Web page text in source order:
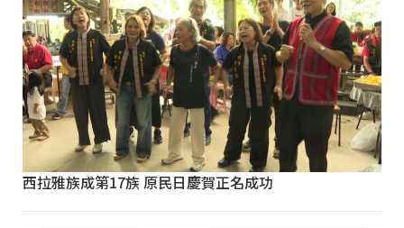
西拉雅族成第17族 原民日慶賀正名成功